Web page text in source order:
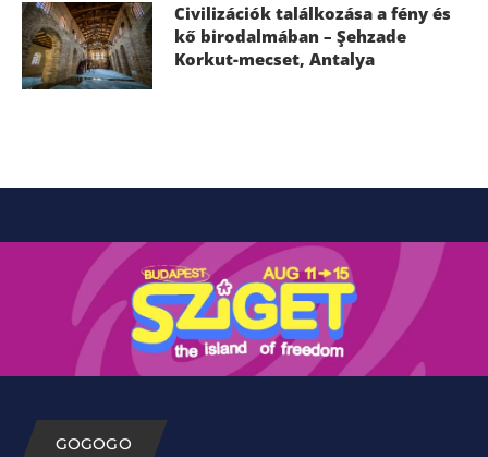
Civilizációk találkozása a fény és
kő birodalmában – Şehzade
Korkut-mecset, Antalya
GOGOGO